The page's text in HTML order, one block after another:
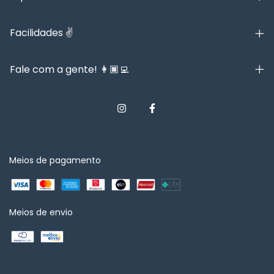
Facilidades ✌️
Fale com a gente! 👩🏿‍💻
Meios de pagamento
Meios de envio